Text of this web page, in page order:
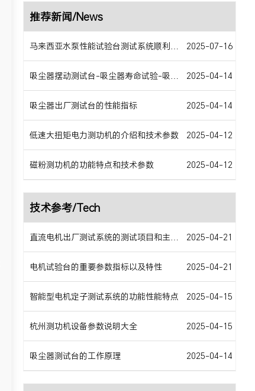
推荐新闻/News
马来西亚水泵性能试验台测试系统顺利交货 2025-07-16
吸尘器摆动测试台-吸尘器寿命试验-吸尘器移动床-吸尘器空气数据测试 2025-04-14
吸尘器出厂测试台的性能指标 2025-04-14
低速大扭矩电力测功机的介绍和技术参数 2025-04-12
磁粉测功机的功能特点和技术参数 2025-04-12
技术参考/Tech
直流电机出厂测试系统的测试项目和主要特点 2025-04-21
电机试验台的重要参数指标以及特性 2025-04-21
智能型电机定子测试系统的功能性能特点 2025-04-15
杭州测功机设备参数说明大全 2025-04-15
吸尘器测试台的工作原理 2025-04-14